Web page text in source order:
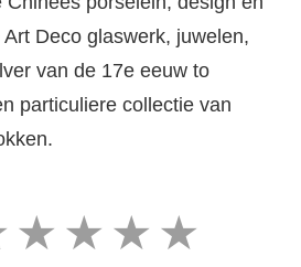
Deco glaswerk, juwelen,
van de 17e eeuw to
particuliere collectie van
★ ★ ★ ★